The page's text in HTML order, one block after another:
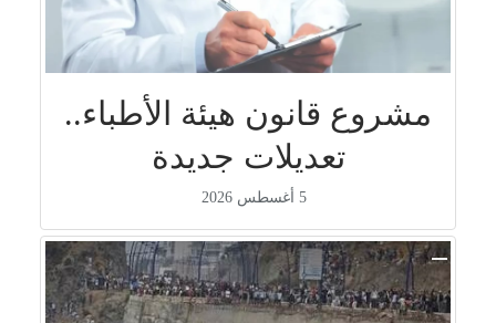
مشروع قانون هيئة الأطباء..
تعديلات جديدة
5 أغسطس 2026